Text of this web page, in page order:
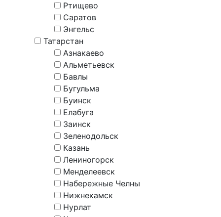
Ртищево
Саратов
Энгельс
Татарстан
Азнакаево
Альметьевск
Бавлы
Бугульма
Буинск
Елабуга
Заинск
Зеленодольск
Казань
Лениногорск
Менделеевск
Набережные Челны
Нижнекамск
Нурлат